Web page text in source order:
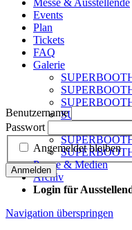
Messe & Ausstellende
Events
Plan
Tickets
FAQ
Galerie
Presse & Medien
Archiv
Login für
Navigation überspringen
Benutzername
Passwort
Angemeldet bleiben
Anmelden